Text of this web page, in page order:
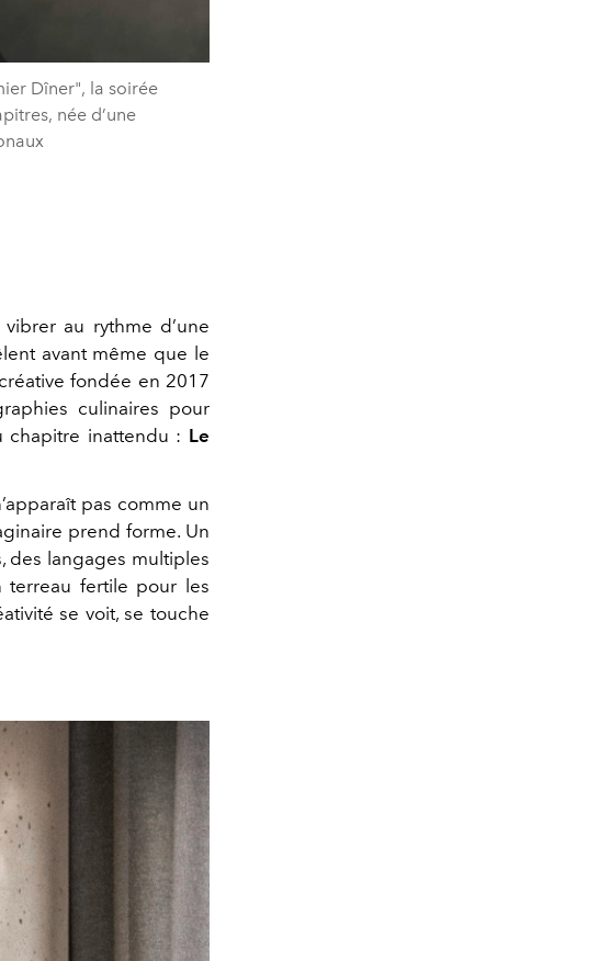
Dîner", la soirée
née d’une
au rythme d’une
avant même que le
fondée en 2017
culinaires pour
chapitre inattendu : Le
pas comme un
prend forme. Un
des langages multiples
terreau fertile pour les
se voit, se touche